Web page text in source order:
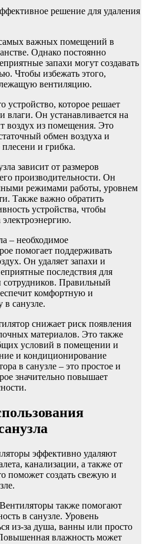
важных помещений в
Однако постоянно
запахи могут создавать
Чтобы избежать этого,
вентиляцию.
устройство, которое решает
влаги. Он устанавливается на
воздух из помещения. Это
обмен воздуха и
и грибка.
зависит от размеров
производительности. Он
режимами работы, уровнем
Также важно обратить
устройства, чтобы
– необходимое
помогает поддерживать
Он удаляет запахи и
последствия для
сотрудников. Правильный
комфортную и
в санузле.
снижает риск появления
материалов. Это также
условий в помещении и
и кондиционирование
в санузле – это простое и
значительно повышает
эффективно удаляют
канализации, а также от
поможет создать свежую и
Вентиляторы также помогают
в санузле. Уровень
из-за душа, ванны или просто
влажность может